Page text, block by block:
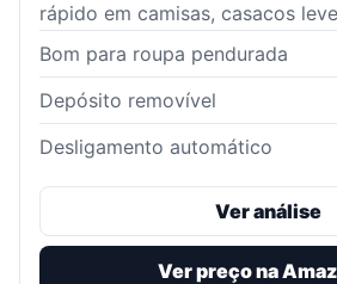
rápido em camisas, casacos
Bom para roupa pendurada
Depósito removível
Desligamento automático
Ver análise
Ver preço na